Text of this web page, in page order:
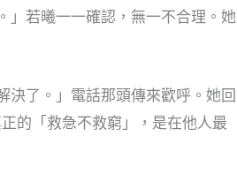
」若曦一一確認，無一不合理。她
決了。」電話那頭傳來歡呼。她回
的「救急不救窮」，是在他人最